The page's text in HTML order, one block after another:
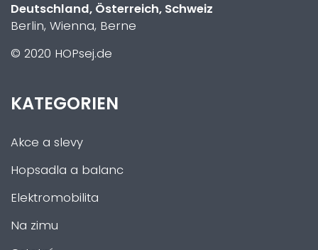
Deutschland, Österreich, Schweiz
Berlin, Wienna, Berne
© 2020 HOPsej.de
KATEGORIEN
Akce a slevy
Hopsadla a balanc
Elektromobilita
Na zimu